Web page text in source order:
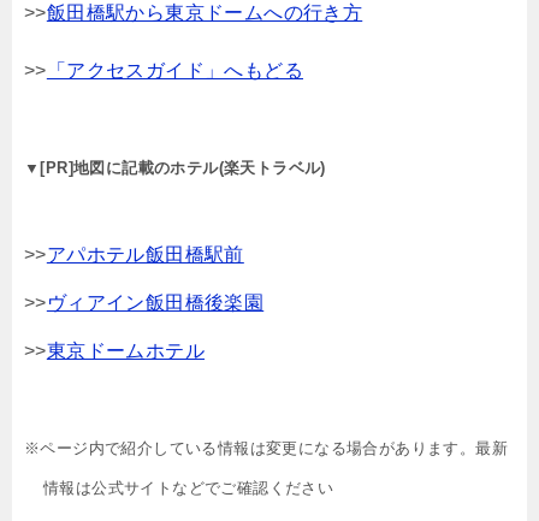
>>飯田橋駅から東京ドームへの行き方
>> 「アクセスガイド」へもどる
▼[PR]地図に記載のホテル(楽天トラベル)
>>アパホテル飯田橋駅前
>>ヴィアイン飯田橋後楽園
>>東京ドームホテル
※ページ内で紹介している情報は変更になる場合があります。最新
情報は公式サイトなどでご確認ください